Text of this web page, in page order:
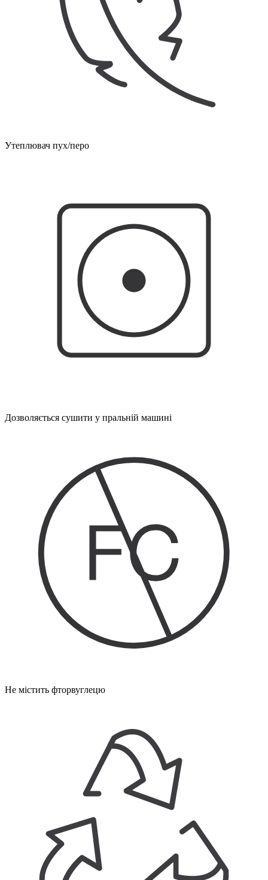
Утеплювач пух/перо
Дозволяється сушити у пральній машині
Не містить фторвуглецю